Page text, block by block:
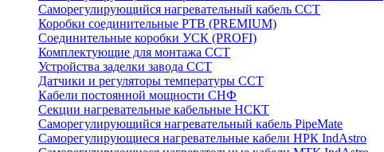
Саморегулирующийся нагревательный кабель ССТ
Коробки соединительные РТВ (PREMIUM)
Соединительные коробки УСК (PROFI)
Комплектующие для монтажа ССТ
Устройства заделки завода ССТ
Датчики и регуляторы температуры ССТ
Кабели постоянной мощности СНФ
Секции нагревательные кабельные НСКТ
Саморегулирующийся нагревательный кабель PipeMate
Саморегулирующиеся нагревательные кабели НРК IndAstro